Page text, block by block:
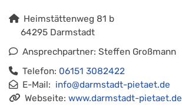
Heimstättenweg 81 b
64295 Darmstadt
Ansprechpartner: Steffen Großmann
Telefon: 06151 3082422
E-Mail: info@darmstadt-pietaet.de
Webseite: www.darmstadt-pietaet.de